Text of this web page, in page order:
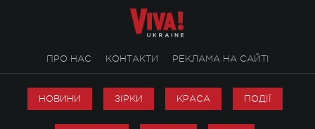
ПРО НАС КОНТАКТИ РЕКЛАМА НА САЙТІ
НОВИНИ ЗІРКИ КРАСА ПОДІЇ